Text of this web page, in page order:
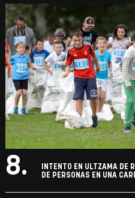
8.
INTENTO EN ULTZAMA DE
DE PERSONAS EN UNA